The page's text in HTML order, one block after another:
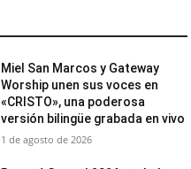
Miel San Marcos y Gateway
Worship unen sus voces en
«CRISTO», una poderosa
versión bilingüe grabada en vivo
1 de agosto de 2026